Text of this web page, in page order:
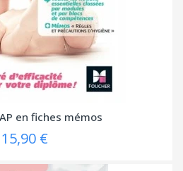
en fiches mémos
15,90 €